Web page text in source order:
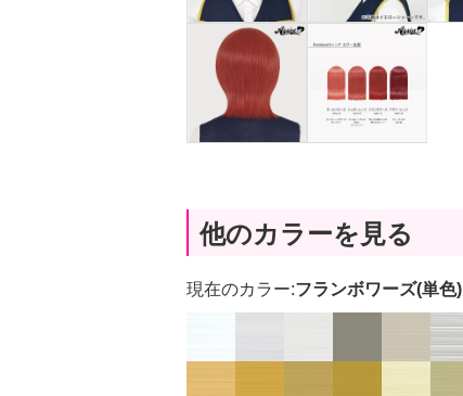
他のカラーを見る
現在のカラー:フランボワーズ(単色)